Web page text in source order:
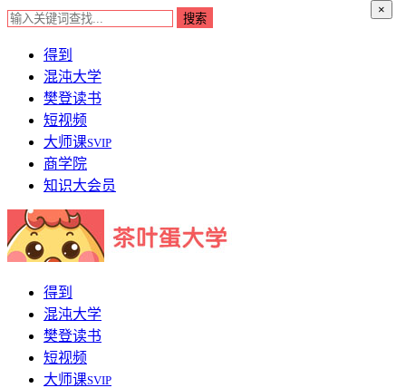
×
得到
混沌大学
樊登读书
短视频
大师课SVIP
商学院
知识大会员
得到
混沌大学
樊登读书
短视频
大师课SVIP